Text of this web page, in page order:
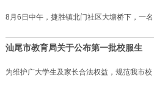
8月6日中午，捷胜镇北门社区大塘桥下，一名
汕尾市教育局关于公布第一批校服生
为维护广大学生及家长合法权益，规范我市校